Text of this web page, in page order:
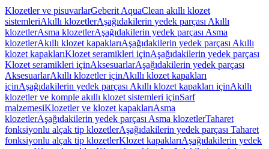
Klozetler ve pisuvarlarGeberit AquaClean akıllı klozet
sistemleriAkıllı klozetlerAşağıdakilerin yedek parçası Akıllı
klozetlerAsma klozetlerAşağıdakilerin yedek parçası Asma
klozetlerAkıllı klozet kapaklarıAşağıdakilerin yedek parçası Akıllı
klozet kapaklarıKlozet seramikleri içinAşağıdakilerin yedek parçası
Klozet seramikleri içinAksesuarlarAşağıdakilerin yedek parçası
AksesuarlarAkıllı klozetler içinAkıllı klozet kapakları
içinAşağıdakilerin yedek parçası Akıllı klozet kapakları içinAkıllı
klozetler ve komple akıllı klozet sistemleri içinSarf
malzemesiKlozetler ve klozet kapaklarıAsma
klozetlerAşağıdakilerin yedek parçası Asma klozetlerTaharet
fonksiyonlu alçak tip klozetlerAşağıdakilerin yedek parçası Taharet
fonksiyonlu alçak tip klozetlerKlozet kapaklarıAşağıdakilerin yedek